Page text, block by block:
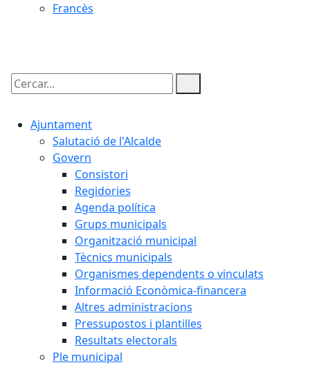
Francès
Cercar:
Ajuntament
Salutació de l'Alcalde
Govern
Consistori
Regidories
Agenda política
Grups municipals
Organització municipal
Tècnics municipals
Organismes dependents o vinculats
Informació Econòmica-financera
Altres administracions
Pressupostos i plantilles
Resultats electorals
Ple municipal